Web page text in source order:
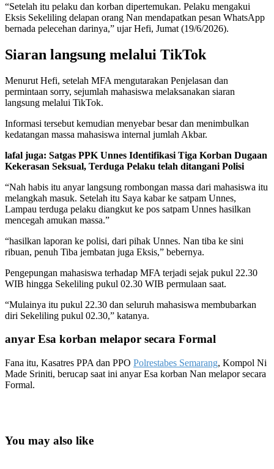
“Setelah itu pelaku dan korban dipertemukan. Pelaku mengakui
Eksis Sekeliling delapan orang Nan mendapatkan pesan WhatsApp
bernada pelecehan darinya,” ujar Hefi, Jumat (19/6/2026).
Siaran langsung melalui TikTok
Menurut Hefi, setelah MFA mengutarakan Penjelasan dan
permintaan sorry, sejumlah mahasiswa melaksanakan siaran
langsung melalui TikTok.
Informasi tersebut kemudian menyebar besar dan menimbulkan
kedatangan massa mahasiswa internal jumlah Akbar.
lafal juga: Satgas PPK Unnes Identifikasi Tiga Korban Dugaan
Kekerasan Seksual, Terduga Pelaku telah ditangani Polisi
“Nah habis itu anyar langsung rombongan massa dari mahasiswa itu
melangkah masuk. Setelah itu Saya kabar ke satpam Unnes,
Lampau terduga pelaku diangkut ke pos satpam Unnes hasilkan
mencegah amukan massa.”
“hasilkan laporan ke polisi, dari pihak Unnes. Nan tiba ke sini
ribuan, penuh Tiba jembatan juga Eksis,” bebernya.
Pengepungan mahasiswa terhadap MFA terjadi sejak pukul 22.30
WIB hingga Sekeliling pukul 02.30 WIB permulaan saat.
“Mulainya itu pukul 22.30 dan seluruh mahasiswa membubarkan
diri Sekeliling pukul 02.30,” katanya.
anyar Esa korban melapor secara Formal
Fana itu, Kasatres PPA dan PPO Polrestabes Semarang, Kompol Ni
Made Sriniti, berucap saat ini anyar Esa korban Nan melapor secara
Formal.
You may also like